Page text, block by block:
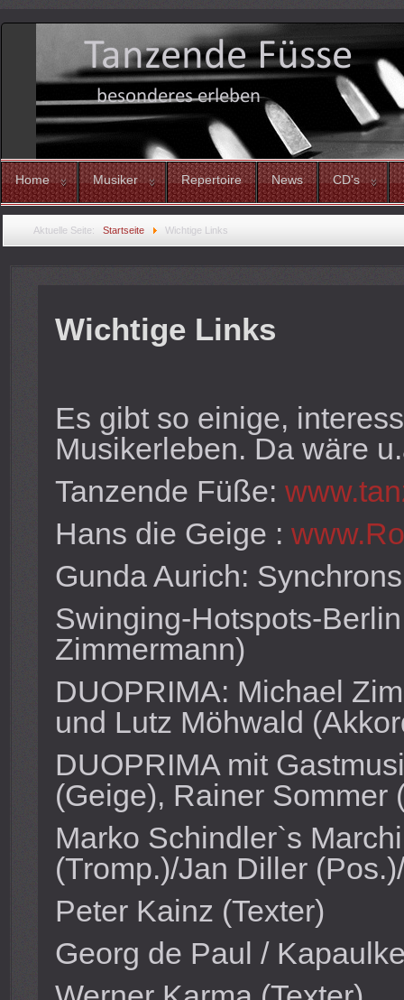
Home Musiker Repertoire News CD's
Aktuelle Seite: Startseite Wichtige Links
Wichtige Links
Es gibt so einige,
Musikerleben. Da wäre
Tanzende Füße:
Hans die Geige :
Gunda Aurich:
Swinging-Hotspots-
Zimmermann)
DUOPRIMA: Michael
und Lutz Möhwald
DUOPRIMA mit
(Geige), Rainer Sommer
Marko Schindler`s
(Tromp.)/Jan Diller
Peter Kainz (Texter)
Georg de Paul /